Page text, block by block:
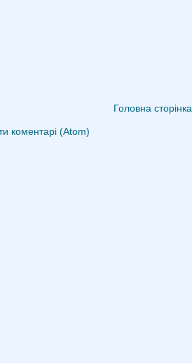
Головна сторінка
коментарі (Atom)